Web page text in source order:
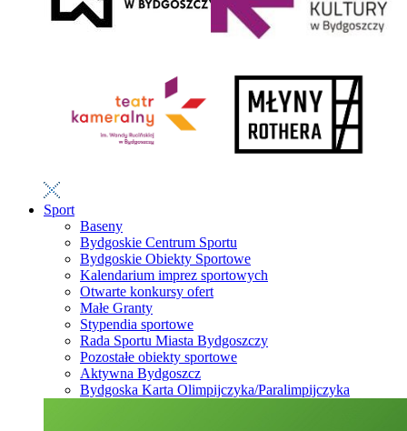
Sport
Baseny
Bydgoskie Centrum Sportu
Bydgoskie Obiekty Sportowe
Kalendarium imprez sportowych
Otwarte konkursy ofert
Małe Granty
Stypendia sportowe
Rada Sportu Miasta Bydgoszczy
Pozostałe obiekty sportowe
Aktywna Bydgoszcz
Bydgoska Karta Olimpijczyka/Paralimpijczyka